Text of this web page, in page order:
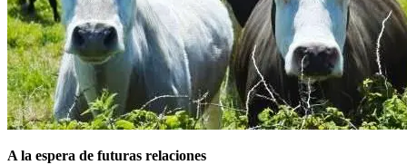
A la espera de futuras relaciones